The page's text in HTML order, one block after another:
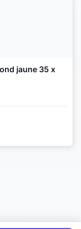
jaune 35 x